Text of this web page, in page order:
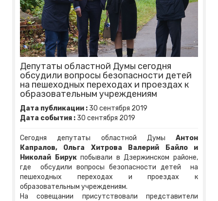
Депутаты областной Думы сегодня
обсудили вопросы безопасности детей
на пешеходных переходах и проездах к
образовательным учреждениям
Дата публикации : 30 сентября 2019
Дата события : 30 сентября 2019
Сегодня депутаты областной Думы Антон
Капралов, Ольга Хитрова Валерий Байло и
Николай Бирукпобывали в Дзержинском районе,
где обсудили вопросы безопасности детей на
пешеходных переходах и проездах к
образовательным учреждениям.
На совещании присутствовали представители